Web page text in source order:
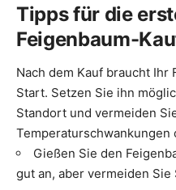
Tipps für die
Feigenbaum-
Nach dem Kauf braucht Ihr
Start. Setzen Sie ihn
Standort und vermeiden
Temperaturschwankungen
Gießen Sie den
gut an, aber vermeiden Sie